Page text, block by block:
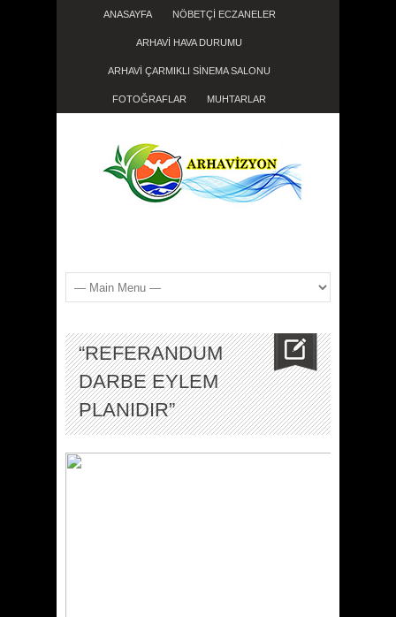
ANASAYFA NÖBETÇİ ECZANELER
ARHAVİ HAVA DURUMU
ARHAVİ ÇARMIKLI SİNEMA SALONU
FOTOĞRAFLAR MUHTARLAR
“REFERANDUM
DARBE EYLEM
PLANIDIR”